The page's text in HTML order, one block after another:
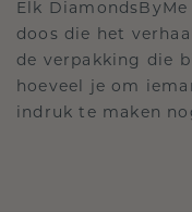
Elk
doos die het
de verpakking die
hoeveel je om
indruk te maken